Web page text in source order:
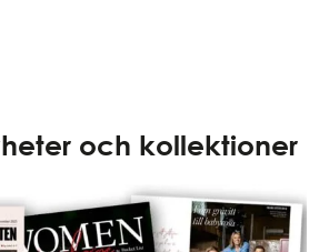
och kollektioner